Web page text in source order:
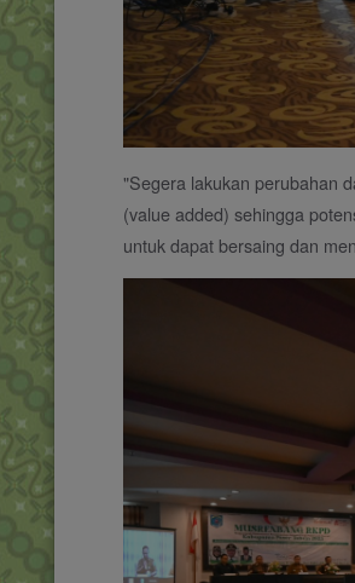
"Segera lakukan perubahan
(value added) sehingga
untuk dapat bersaing dan